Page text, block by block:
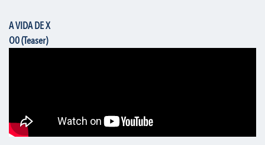
A VIDA DE X
O0 (Teaser)